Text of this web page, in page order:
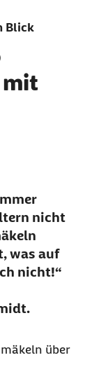
Blick
mit
nicht
was auf
nicht!“
über